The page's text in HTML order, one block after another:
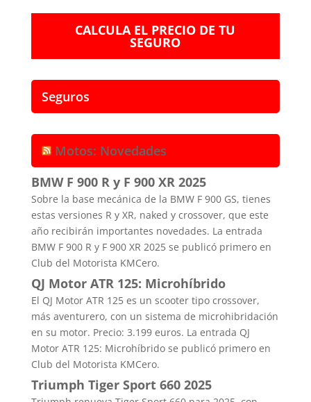
CALCULA EL PRECIO DE TU
SEGURO
Seguros
Motos: Novedades
BMW F 900 R y F 900 XR 2025
Sobre la base mecánica de la BMW F 900 GS, tienes
estas versiones R y XR, naked y crossover, que este
año recibirán importantes novedades. La entrada
BMW F 900 R y F 900 XR 2025 se publicó primero en
Club del Motorista KMCero.
QJ Motor ATR 125: Microhíbrido
El QJ Motor ATR 125 es un scooter tipo crossover,
más aventurero, con un sistema de microhibridación
en su motor. Precio: 3.199 euros. La entrada QJ
Motor ATR 125: Microhíbrido se publicó primero en
Club del Motorista KMCero.
Triumph Tiger Sport 660 2025